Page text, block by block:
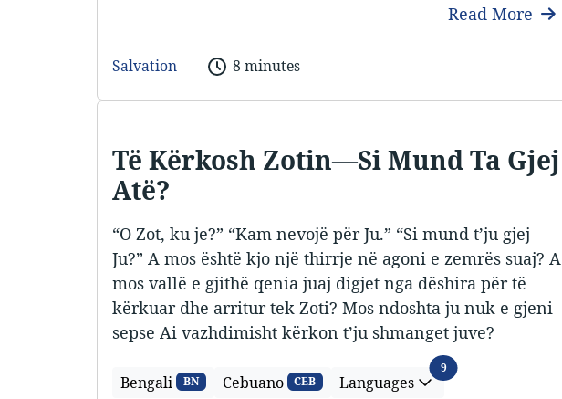
Read More
Salvation 8 minutes
Të Kërkosh Zotin—Si Mund Ta Gjej
Atë?
“O Zot, ku je?” “Kam nevojë për Ju.” “Si mund t’ju gjej
Ju?” A mos është kjo një thirrje në agoni e zemrës suaj? A
mos vallë e gjithë qenia juaj digjet nga dëshira për të
kërkuar dhe arritur tek Zoti? Mos ndoshta ju nuk e gjeni
sepse Ai vazhdimisht kërkon t’ju shmanget juve?
Bengali BN Cebuano CEB Languages
9Languages